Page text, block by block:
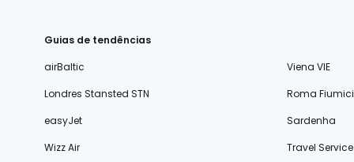
Guias de tendências
airBaltic
Viena VIE
Londres Stansted STN
Roma
easyJet
Sardenha
Wizz Air
Travel Service